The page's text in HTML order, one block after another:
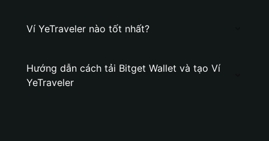
Ví YeTraveler nào tốt nhất?
Hướng dẫn cách tải Bitget Wallet và tạo Ví
YeTraveler